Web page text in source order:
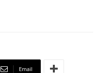
Email